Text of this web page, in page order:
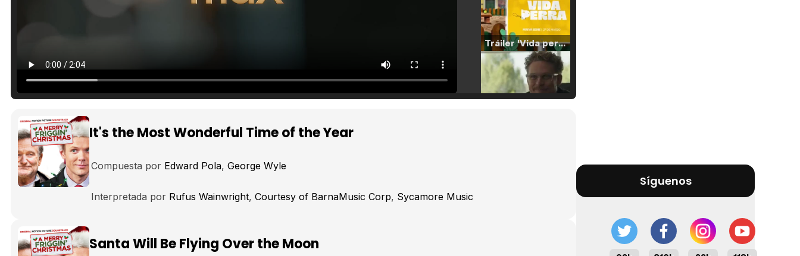
Tráiler 'Vida perra' (2026)
It's the Most Wonderful Time of the Year
Compuesta por Edward Pola George Wyle
Interpretada por Rufus Wainwright Courtesy of BarnaMusic Corp Sycamore Music
Santa Will Be Flying Over the Moon
Síguenos